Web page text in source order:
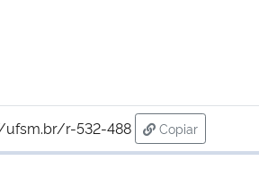
ufsm.br/r-532-488
Copiar
para área de